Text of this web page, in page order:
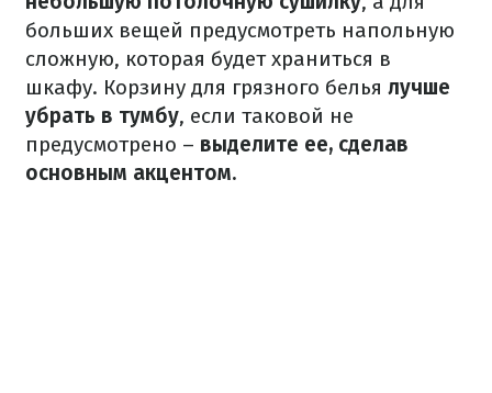
больших вещей предусмотреть напольную
сложную, которая будет храниться в
шкафу. Корзину для грязного белья лучше
убрать в тумбу, если таковой не
предусмотрено – выделите ее, сделав
основным акцентом.